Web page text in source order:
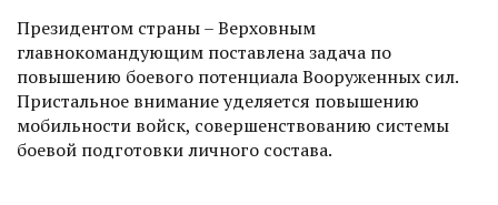
Президентом страны – Верховным
главнокомандующим поставлена задача по
повышению боевого потенциала Вооруженных сил.
Пристальное внимание уделяется повышению
мобильности войск, совершенствованию системы
боевой подготовки личного состава.